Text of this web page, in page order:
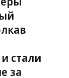
стали
за